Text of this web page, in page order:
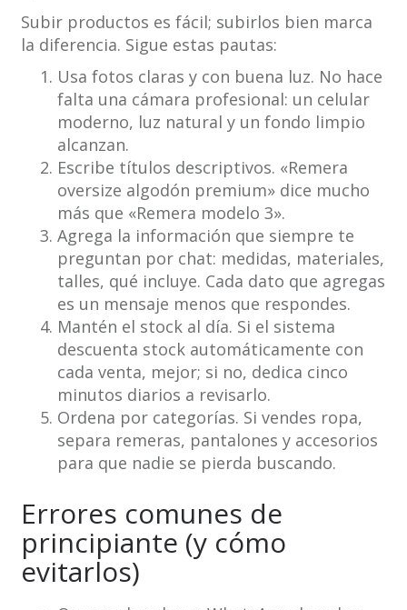
Subir productos es fácil; subirlos bien marca
la diferencia. Sigue estas pautas:
Usa fotos claras y con buena luz. No hace
falta una cámara profesional: un celular
moderno, luz natural y un fondo limpio
alcanzan.
Escribe títulos descriptivos. «Remera
oversize algodón premium» dice mucho
más que «Remera modelo 3».
Agrega la información que siempre te
preguntan por chat: medidas, materiales,
talles, qué incluye. Cada dato que agregas
es un mensaje menos que respondes.
Mantén el stock al día. Si el sistema
descuenta stock automáticamente con
cada venta, mejor; si no, dedica cinco
minutos diarios a revisarlo.
Ordena por categorías. Si vendes ropa,
separa remeras, pantalones y accesorios
para que nadie se pierda buscando.
Errores comunes de
principiante (y cómo
evitarlos)